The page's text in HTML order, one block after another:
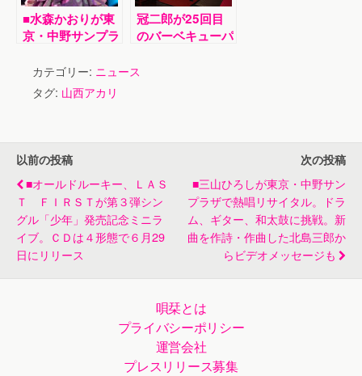
■水森かおりが東
京・中野サンプラ
りのメモリアルコ
ンサート。シング
ル28曲をノンス
冠二郎が25回目
のバーベキューパ
子作曲の新曲「夢
カテゴリー: ニュース
タグ: 山西アカリ
以前の投稿
■オールドルーキー、ＬＡＳ
Ｔ ＦＩＲＳＴが第３弾シン
グル「少年」発売記念ミニラ
イブ。ＣＤは４形態で６月29
日にリリース
次の投稿
■三山ひろしが東京・中野サン
プラザで熱唱リサイタル。ドラ
ム、ギター、和太鼓に挑戦。新
曲を作詩・作曲した北島三郎か
らビデオメッセージも
唄栞とは
プライバシーポリシー
運営会社
プレスリリース募集